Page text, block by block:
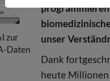
zur
Daten
unser
Dank
heute